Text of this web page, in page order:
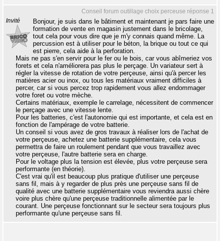
Conseil forum outillage choix perceuse réponse 1
Invité
Bonjour, je suis dans le bâtiment et maintenant je pars faire une
formation de vente en magasin justement dans le bricolage,
tout cela pour vous dire que je m'y connais quand même. La
percussion est à utiliser pour le béton, la brique ou tout ce qui
est pierre, cela aide à la perforation.
Mais ne pas s'en servir pour le fer ou le bois, car vous abîmeriez vos
forets et cela n'améliorera pas plus le perçage. Un variateur sert à
régler la vitesse de rotation de votre perçeuse, ainsi qu'à percer les
matières acier ou inox, ou tous les matériaux vraiment difficiles à
percer, car si vous percez trop rapidement vous allez endommager
votre foret ou votre mèche.
Certains matériaux, exemple le carrelage, nécessitent de commencer
le perçage avec une vitesse lente.
Pour les batteries, c'est l'autonomie qui est importante, et cela est en
fonction de l'ampérage de votre batterie.
Un conseil si vous avez de gros travaux à réaliser lors de l'achat de
votre perçeuse, achetez une batterie supplémentaire, cela vous
permettra de faire un roulement pendant que vous travaillez avec
votre perçeuse, l'autre batterie sera en charge.
Pour le voltage plus la tension est élevée, plus votre perçeuse sera
performante (en théorie).
C'est vrai qu'il est beaucoup plus pratique d'utiliser une perçeuse
sans fil, mais à y regarder de plus près une perçeuse sans fil de
qualité avec une batterie supplémentaire vous reviendra aussi chère
voire plus chère qu'une perçeuse traditionnelle alimentée par le
courant. Une perçeuse fonctionnant sur le secteur sera toujours plus
performante qu'une perçeuse sans fil.